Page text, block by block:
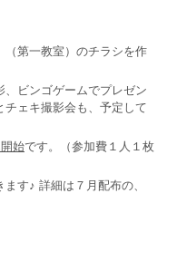
（第一教室）のチラシを作
ビンゴゲームでプレゼン
チェキ撮影会も、予定して
始です。（参加費１人１枚
す♪ 詳細は７月配布の、